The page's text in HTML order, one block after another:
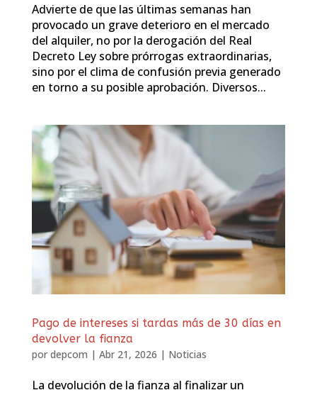
Advierte de que las últimas semanas han
provocado un grave deterioro en el mercado
del alquiler, no por la derogación del Real
Decreto Ley sobre prórrogas extraordinarias,
sino por el clima de confusión previa generado
en torno a su posible aprobación. Diversos...
Pago de intereses si tardas más de 30 días en
devolver la fianza
por depcom | Abr 21, 2026 | Noticias
La devolución de la fianza al finalizar un